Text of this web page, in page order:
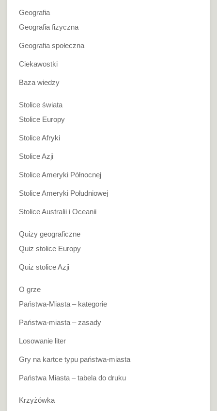
Geografia
Geografia fizyczna
Geografia społeczna
Ciekawostki
Baza wiedzy
Stolice świata
Stolice Europy
Stolice Afryki
Stolice Azji
Stolice Ameryki Północnej
Stolice Ameryki Południowej
Stolice Australii i Oceanii
Quizy geograficzne
Quiz stolice Europy
Quiz stolice Azji
O grze
Państwa-Miasta – kategorie
Państwa-miasta – zasady
Losowanie liter
Gry na kartce typu państwa-miasta
Państwa Miasta – tabela do druku
Krzyżówka